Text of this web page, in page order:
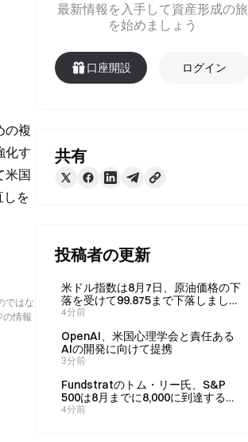
の複
化す
米国
しを
ではな
の情報
最新情報を入手して資産形成の旅
を始めましょう
口座開設 ログイン
共有
投稿者の更新
米ドル指数は8月7日、原油価格の下
落を受けて99.875まで下落しまし
た。
4分前
OpenAI、米国心理学会と責任ある
AIの開発に向けて提携
3分前
Fundstratのトム・リー氏、S&P
500は8月までに8,000に到達すると
予想、イーサリアムが上昇を牽引す
4分前